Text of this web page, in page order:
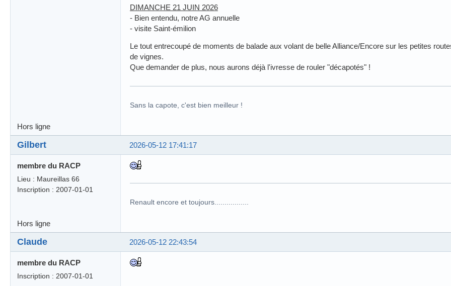
DIMANCHE 21 JUIN 2026
- Bien entendu, notre AG annuelle
- visite Saint-émilion
Le tout entrecoupé de moments de balade aux volant de belle Alliance/Encore sur les petites
de vignes.
Que demander de plus, nous aurons déjà l'ivresse de rouler "décapotés" !
Sans la capote, c'est bien meilleur !
Hors ligne
2026-05-12 17:41:17
Gilbert
membre du RACP
Lieu : Maureillas 66
Inscription : 2007-01-01
Renault encore et toujours.................
Hors ligne
2026-05-12 22:43:54
Claude
membre du RACP
Inscription : 2007-01-01